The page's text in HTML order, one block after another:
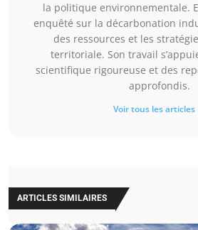
la politique environnementale.
enquêté sur la décarbonation
des ressources et les
territoriale. Son travail
scientifique rigoureuse et des
approfondis.
Voir tous les
ARTICLES SIMILAIRES